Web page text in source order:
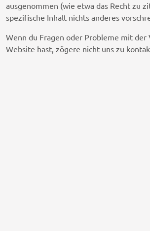
ausgenommen (wie etwa das Recht zu
spezifische Inhalt nichts anderes
Wenn du Fragen oder Probleme mit
Website hast, zögere nicht uns zu